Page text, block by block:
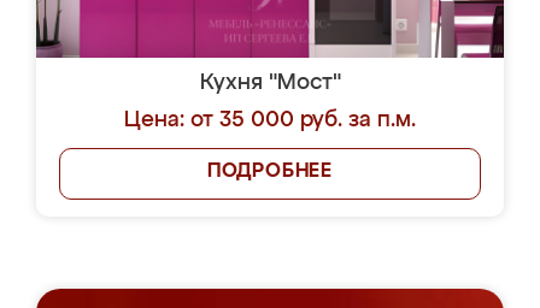
Кухня "Мост"
Цена: от 35 000 руб. за п.м.
ПОДРОБНЕЕ